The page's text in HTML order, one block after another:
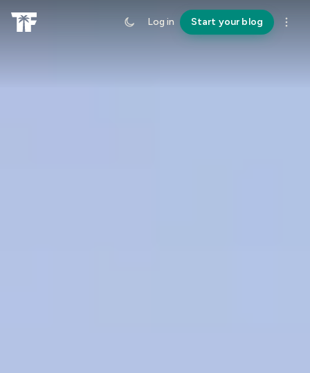
Log in Start your blog